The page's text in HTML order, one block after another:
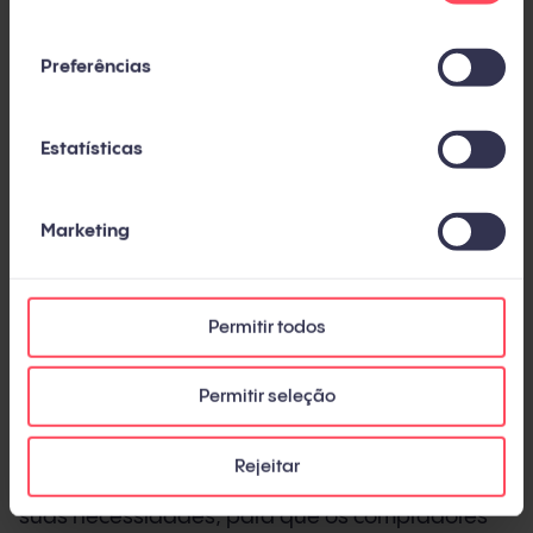
Preferências
Estatísticas
Marketing
Permitir todos
Permitir seleção
Rejeitar
Este guia oferece a visão completa e atualizada:
o que é inbound marketing hoje, como evoluiu
na última década, qual metodologia, métricas e
ferramentas você precisa, e quais erros evitar.
experiência em mais de 450 projetos ao longo
O que é inbound marketing
Inbound marketing é uma metodologia de
negócio que atrai clientes potenciais criando
conteúdo valioso e experiências adaptadas às
suas necessidades, para que os compradores